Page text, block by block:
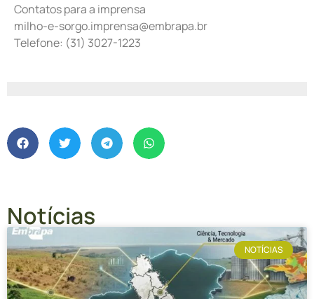
Contatos para a imprensa
milho-e-sorgo.imprensa@embrapa.br
Telefone: (31) 3027-1223
Notícias
NOTÍCIAS